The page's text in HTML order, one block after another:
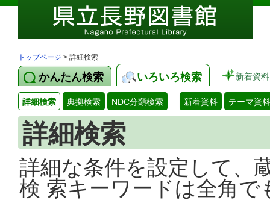
トップページ > 詳細検索
かんたん検索 いろいろ検索 新着資料
詳細検索 典拠検索 NDC分類検索 新着資料 テーマ資料
詳細検索
詳細な条件を設定して、
検 索キーワードは全角